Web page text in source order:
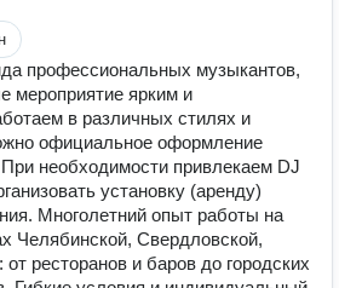
профессиональных музыкантов,
мероприятие ярким и
в различных стилях и
официальное оформление
При необходимости привлекаем DJ
установку (аренду)
Многолетний опыт работы на
Челябинской, Свердловской,
от ресторанов и баров до городских